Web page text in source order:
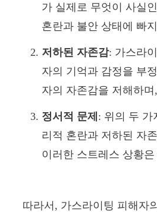
가 실제로 무엇이 사실
혼란과 불안 상태에 빠
저하된 자존감: 가스라
자의 기억과 감정을 부
자의 자존감을 저해하
정서적 문제 : 위의 두 가
리적 혼란과 저하된 자
이러한 스트레스 상황
따라서, 가스라이팅 피해자